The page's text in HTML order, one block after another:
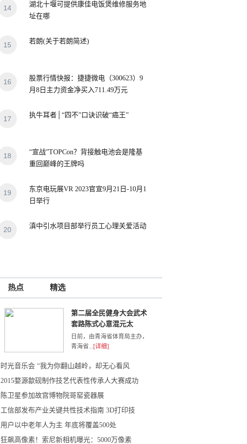
14
湖北十堰可提供康佳电饭煲维修服务地
址在哪
15 若朗(关于若朗简述)
16
股票行情快报：捷捷微电（300623）9
月8日主力资金净买入711.49万元
17 执牛耳者│“四不”口诀识破“癌王”
18
“宣战”TOPCon？背接触电池会是隆基
重回巅峰的王牌吗
19
东京电玩展VR 2023官宣9月21日-10月1
日举行
20 滇中引水项目部举行员工心理关爱活动
热点 精选
第二届全民健身大会武术
套路陈式心意混元太
日前，由青海省体育局主办，
青海省...[详细]
时光音乐会 “我为你翻山越岭，却无心看风
2015婺源歙砚制作技艺代表性传承人大赛成功
陈卫星参加故宫博物院哥窑瓷器展
工信部发布产业关键共性技术指南 3D打印技
用户以中老年人为主 年底将覆盖500处
狂飙高像素！索尼新相机曝光：5000万像素